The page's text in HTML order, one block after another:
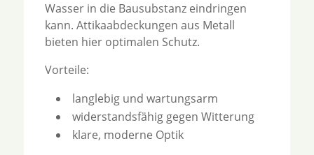
Wasser in die Bausubstanz eindringen
kann. Attikaabdeckungen aus Metall
bieten hier optimalen Schutz.
Vorteile:
langlebig und wartungsarm
widerstandsfähig gegen Witterung
klare, moderne Optik